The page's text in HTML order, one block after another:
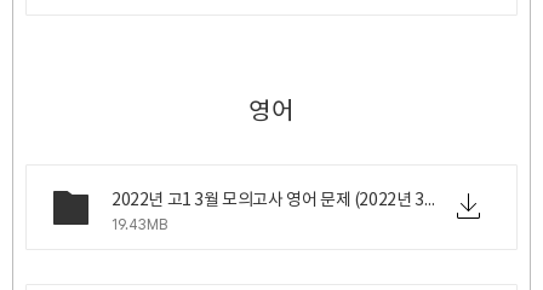
영어
2022년 고1 3월 모의고사 영어 문제 (2022년 3월 24일 목요일 시행).zip
19.43MB